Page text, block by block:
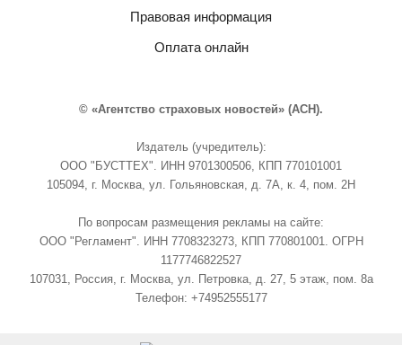
Правовая информация
Оплата онлайн
© «Агентство страховых новостей» (АСН).
Издатель (учредитель):
ООО "БУСТТЕХ". ИНН 9701300506, КПП 770101001
105094, г. Москва, ул. Гольяновская, д. 7А, к. 4, пом. 2Н
По вопросам размещения рекламы на сайте:
ООО "Регламент". ИНН 7708323273, КПП 770801001. ОГРН
1177746822527
107031, Россия, г. Москва, ул. Петровка, д. 27, 5 этаж, пом. 8а
Телефон: +74952555177